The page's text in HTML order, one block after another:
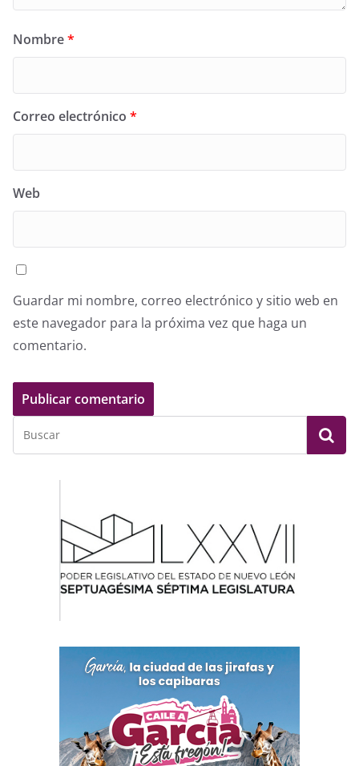
Nombre*
Correo electrónico *
Web
Guardar mi nombre, correo electrónico y sitio web en
este navegador para la próxima vez que haga un
comentario.